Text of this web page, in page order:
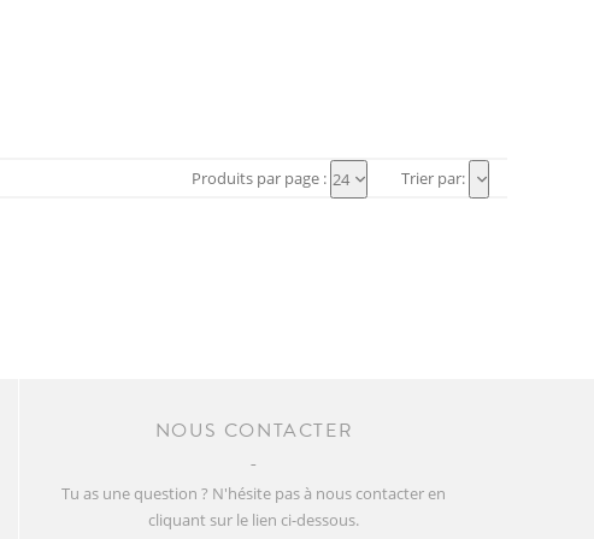
Produits par page : 24 Trier par:
NOUS CONTACTER
Tu as une question ? N'hésite pas à nous contacter en
cliquant sur le lien ci-dessous.